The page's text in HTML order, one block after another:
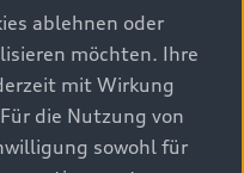
Witterungs- und
Fahrverhalten
die CO2-
eines Fahrzeugs
ablehnen oder
möchten. Ihre
mit Wirkung
die Nutzung von
sowohl für